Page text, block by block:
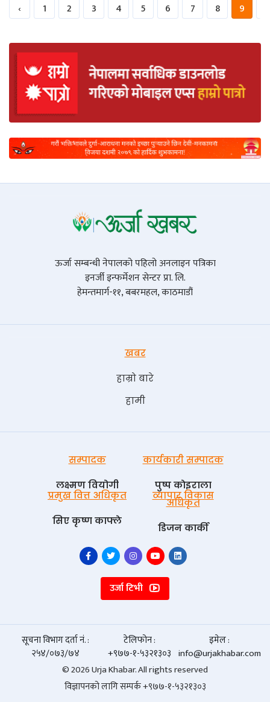
‹ 1 2 3 4 5 6 7 8 9
ऊर्जा सम्बन्धी नेपालको पहिलो अनलाइन पत्रिका
इनर्जी इन्फर्मेशन सेन्टर प्रा. लि.
हेमन्तमार्ग-११, बबरमहल, काठमाडौं
खबर
हाम्रो बारे
हामी
सम्पादक
लक्ष्मण वियोगी
कार्यकारी सम्पादक
पुष्प काेइराला
प्रमुख वित्त अधिकृत
सिए कृष्ण काफ्ले
व्यापार विकास
अधिकृत
डिजन कार्की
उर्जा टिभी
सूचना विभाग दर्ता नं. :
२५४/०७३/७४
टेलिफोन :
+९७७-१-५३२१३०३
इमेल :
info@urjakhabar.com
© 2026 Urja Khabar. All rights reserved
विज्ञापनको लागि सम्पर्क +९७७-१-५३२१३०३